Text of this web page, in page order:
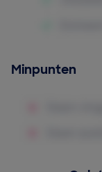
Minpunten